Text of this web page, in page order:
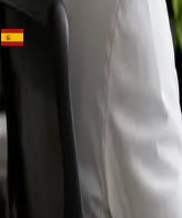
Spain · Especialistas
Conoce a
nuestros
registrados
especialistas.
Especialistas